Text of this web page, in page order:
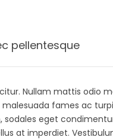
pellentesque
Nullam mattis odio
fames ac
eget
at imperdiet.